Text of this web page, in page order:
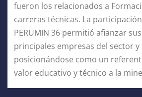
fueron los relacionados a
carreras técnicas. La participación
PERUMIN 36 permitió afianzar
principales empresas del sector y
posicionándose como un
valor educativo y técnico a la